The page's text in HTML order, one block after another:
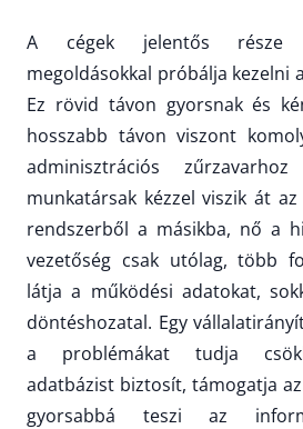
A cégek jelentős része
megoldásokkal próbálja kezelni
Ez rövid távon gyorsnak és
hosszabb távon viszont
adminisztrációs
munkatársak kézzel viszik át
rendszerből a másikba, nő a
vezetőség csak utólag, több
látja a működési adatokat,
döntéshozatal. Egy
a problémákat tudja
adatbázist biztosít, támogatja
gyorsabbá teszi az